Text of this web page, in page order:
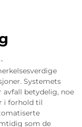
Systemets
betydelig, noe
i forhold til
som de